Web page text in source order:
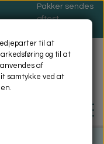
Pakker sendes
oftest
til at
og til at
af
samtykke ved at